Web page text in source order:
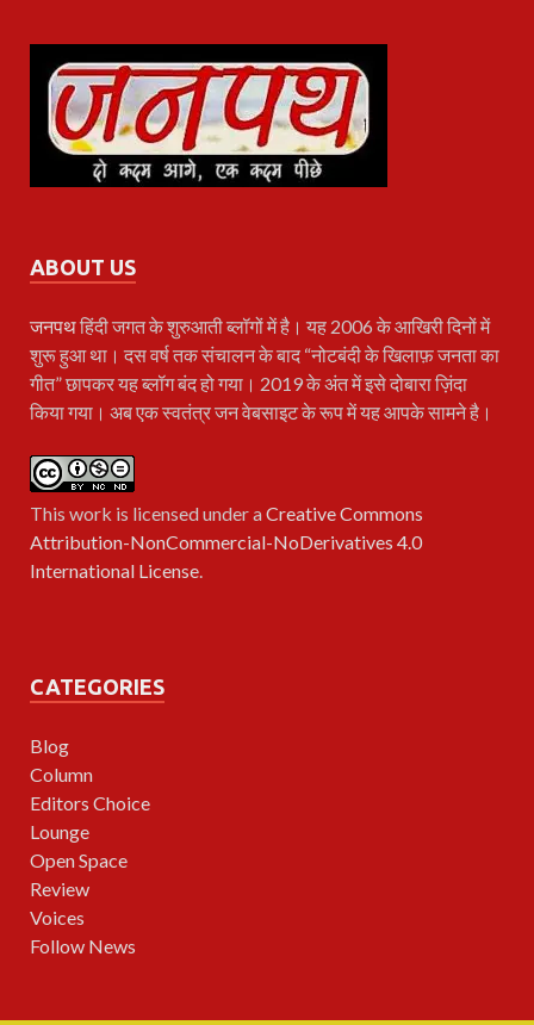
ABOUT US
जनपथहिंदी जगत के शुरुआती ब्लॉगों में है। यह 2006 के आखिरी दिनों में
शुरू हुआ था। दस वर्ष तक संचालन के बाद “नोटबंदी के खिलाफ़ जनता का
गीत” छापकर यह ब्लॉग बंद हो गया। 2019 के अंत में इसे दोबारा ज़िंदा
किया गया। अब एक स्वतंत्र जन वेबसाइट के रूप में यह आपके सामने है।
This work is licensed under aCreative Commons
Attribution-NonCommercial-NoDerivatives 4.0
International License.
CATEGORIES
Blog
Column
Editors Choice
Lounge
Open Space
Review
Voices
Follow News